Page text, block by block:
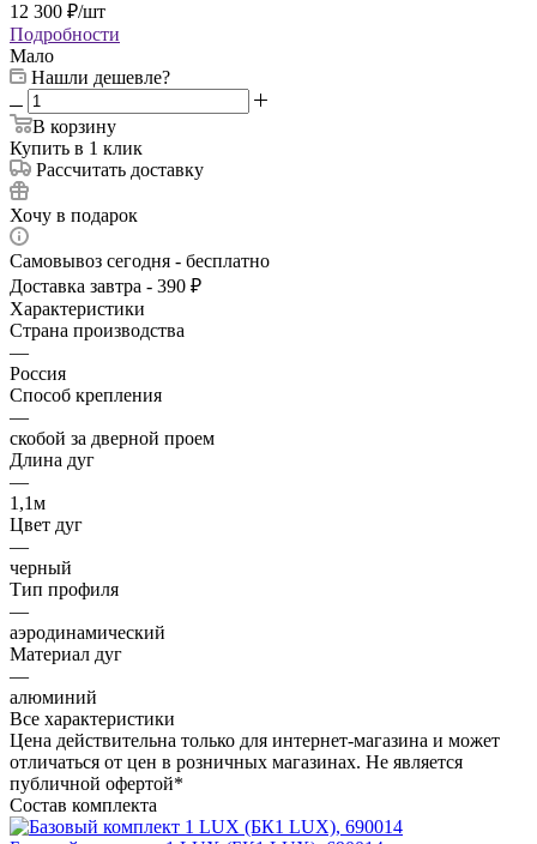
12 300 ₽/шт
Подробности
Мало
Нашли дешевле?
В корзину
Купить в 1 клик
Рассчитать доставку
Хочу в подарок
Самовывоз сегодня - бесплатно
Доставка завтра - 390 ₽
Характеристики
Страна производства
—
Россия
Способ крепления
—
скобой за дверной проем
Длина дуг
—
1,1м
Цвет дуг
—
черный
Тип профиля
—
аэродинамический
Материал дуг
—
алюминий
Все характеристики
Цена действительна только для интернет-магазина и может
отличаться от цен в розничных магазинах. Не является
публичной офертой*
Состав комплекта